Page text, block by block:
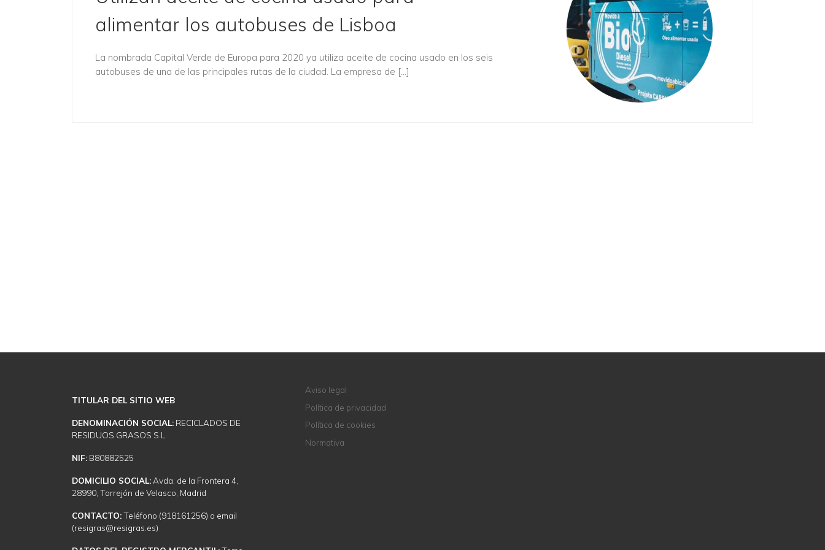
alimentar los autobuses de Lisboa
La nombrada Capital Verde de Europa para 2020 ya utiliza aceite de cocina usado en los seis
autobuses de una de las principales rutas de la ciudad. La empresa de […]
TITULAR DEL SITIO WEB
DENOMINACIÓN SOCIAL: RECICLADOS DE
RESIDUOS GRASOS S.L.
NIF: B80882525
DOMICILIO SOCIAL: Avda. de la Frontera 4,
28990, Torrejón de Velasco, Madrid
CONTACTO:Teléfono (918161256) o email
(resigras@resigras.es)
Aviso legal
Política de privacidad
Política de cookies
Normativa